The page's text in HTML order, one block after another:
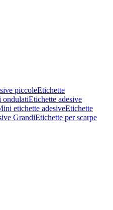
piccoleEtichette
ondulatiEtichette adesive
etichette adesiveEtichette
GrandiEtichette per scarpe